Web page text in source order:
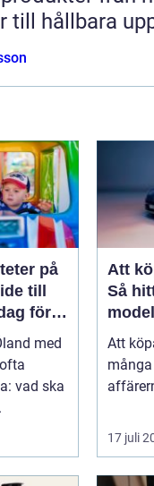
till hållbara
på
till
för
med
vad ska
Att
Så
vardag
Att
17 juli